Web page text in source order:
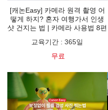
[캐논Easy] 카메라 원격 촬영 어
떻게 하지? 혼자 여행가서 인생
샷 건지는 법 | 카메라 사용법 8편
교육기간 : 365일
무료